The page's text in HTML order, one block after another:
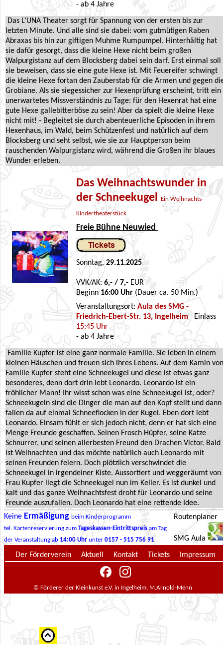
- ab 4 Jahre
Das L’UNA Theater sorgt für Spannung von der ersten bis zur
letzten Minute. Und alle sind sie dabei: vom gutmütigen Raben
Abraxas bis hin zur giftigen Muhme Rumpumpel. Hinterhältig hat
sie dafür gesorgt, dass die kleine Hexe nicht beim großen
Walpurgistanz auf dem Blocksberg dabei sein darf. Erst einmal soll
sie beweisen, dass sie eine gute Hexe ist. Mit Feuereifer schwingt
die kleine Hexe fortan den Zauberstab für die Armen und gegen
Grobiane. Als sie siegessicher zur Hexenprüfung erscheint, tritt ein
unerwartetes Missverständnis zu Tage: für den Hexenrat hat eine
gute Hexe gallebitterböse zu sein! Aber da spielt die kleine Hexe
nicht mit! - Begleitet sie durch abenteuerliche Episoden in ihrem
Hexenhaus, im Wald, beim Schützenfest und natürlich auf dem
Blocksberg und seht selbst, wie sie zur Hauptperson beim
rauschenden Walpurgistanz wird, während die Großen ihr blaues
Wunder erleben.
Das Weihnachtswunder in
der Schneekugel Ein Weihnachts-
Kindertheaterstück
Freie Bühne Neuwied
Sonntag, 29.11.2025
VVK/AK: 6,- / 7,- EUR
Beginn 16:00 Uhr (Dauer ca. 50 Min.)
Veranstaltungsort:Aula des SMG -
Friedrich-Ebert-Str. 13, IngelheimEinlass
15:45 Uhr
- ab 4 Jahre
Familie Kupfer ist eine ganz normale Familie. Sie leben in einem
kleinen Häuschen und freuen sich ihres Lebens. Auf dem Kamin von
Familie Kupfer steht eine Schneekugel und diese ist etwas ganz
besonderes, denn dort drin lebt Leonardo. Leonardo ist ein
fröhlicher Mann! Ihr wisst schon was eine Schneekugel ist, oder?
Schneekugeln sind die Dinger die man auf den Kopf stellt und dann
fallen da auf einmal Schneeflocken in der Kugel. Eben dort lebt
Leonardo. Einsam fühlt er sich jedoch nicht, denn er hat sich eine
Menge Freunde geschaffen. Seinen Frosch Hüpfer, seine Katze
Schnurrer, und seinen allerbesten Freund den Drachen Victor. Bald
ist Weihnachten und das möchte natürlich auch Leonardo mit
seinen Freunden feiern. Doch plötzlich verschwindet die
Schneekugel in irgendeiner Kiste. Aussortiert und weggeräumt von
Frau Kupfer liegt die Schneekugel nun im Keller. Es ist dunkel und
kalt und das ganze Weihnachtsfest droht für Leonardo und seine
Freunde auszufallen. Doch Leonardo hat eine rettende Idee.
Keine Ermäßigung beim Kinderprogramm
tel. Kartenreservierung zum Tageskassen-Eintrittspreis am Tag
der Veranstaltung ab 14:00 Uhr unter 0157 - 515 756 91
Routenplaner
SMG Aula
Der Förderverein Aktuell Kontakt Tickets Impressum
© Förderer der Kleinkunst e.V. in Ingelheim, M.Arnold-Menn